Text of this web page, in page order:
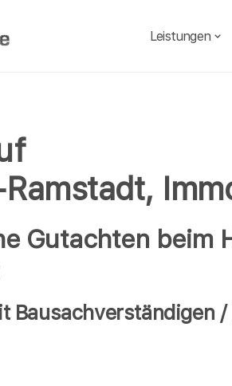
Leistungen
Gutachten beim
Bausachverständigen